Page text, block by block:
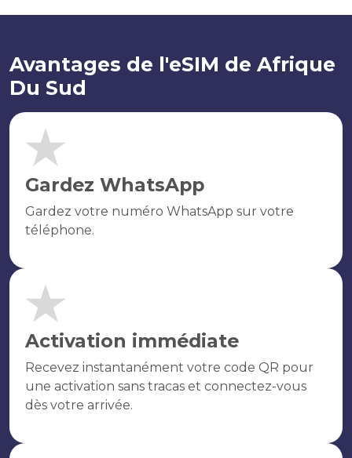
Avantages de l'eSIM de Afrique
Du Sud
Gardez WhatsApp
Gardez votre numéro WhatsApp sur votre
téléphone.
Activation immédiate
Recevez instantanément votre code QR pour
une activation sans tracas et connectez-vous
dès votre arrivée.